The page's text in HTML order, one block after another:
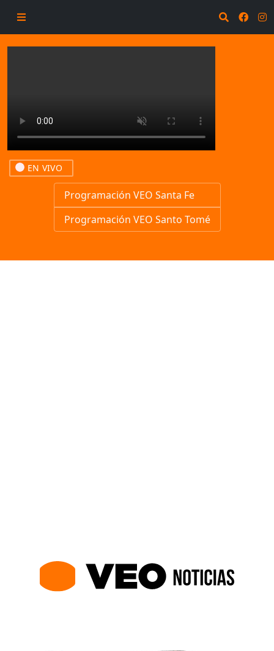
EN VIVO
Programación VEO Santa Fe
Programación VEO Santo Tomé